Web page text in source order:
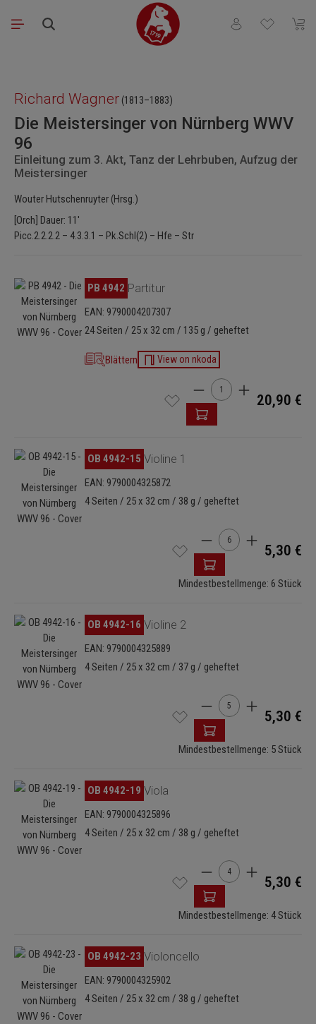
Zum Hauptinhalt springen
Du hast 0
Richard Wagner (1813–1883)
Die Meistersinger von Nürnberg WWV
96
Einleitung zum 3. Akt, Tanz der Lehrbuben, Aufzug der
Meistersinger
Wouter Hutschenruyter (Hrsg.)
[Orch] Dauer: 11'
Picc.2.2.2.2 – 4.3.3.1 – Pk.Schl(2) – Hfe – Str
Bildergalerie überspringen
PB 4942 Partitur
EAN: 9790004207307
24 Seiten / 25 x 32 cm / 135 g / geheftet
Blättern View on nkoda
Produkt Anzahl: Gib
20,90 €
Bildergalerie überspringen
OB 4942-15 Violine 1
EAN: 9790004325872
4 Seiten / 25 x 32 cm / 38 g / geheftet
Produkt Anzahl: Gib
5,30 €
Mindestbestellmenge: 6 Stück
Bildergalerie überspringen
OB 4942-16 Violine 2
EAN: 9790004325889
4 Seiten / 25 x 32 cm / 37 g / geheftet
Produkt Anzahl: Gib
5,30 €
Mindestbestellmenge: 5 Stück
Bildergalerie überspringen
OB 4942-19 Viola
EAN: 9790004325896
4 Seiten / 25 x 32 cm / 38 g / geheftet
Produkt Anzahl: Gib
5,30 €
Mindestbestellmenge: 4 Stück
Bildergalerie überspringen
OB 4942-23 Violoncello
EAN: 9790004325902
4 Seiten / 25 x 32 cm / 38 g / geheftet